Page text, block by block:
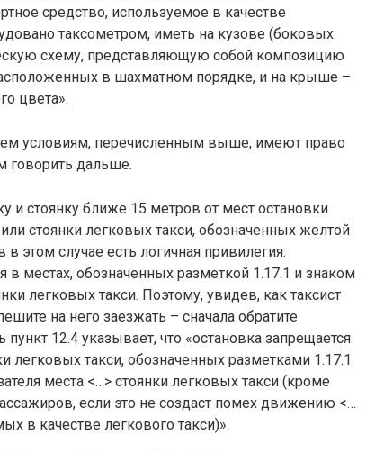
средство, используемое в качестве
таксометром, иметь на кузове (боковых
схему, представляющую собой композицию
в шахматном порядке, и на крыше –
цвета».
условиям, перечисленным выше, имеют право
говорить дальше.
и стоянку ближе 15 метров от мест остановки
стоянки легковых такси, обозначенных желтой
этом случае есть логичная привилегия:
в местах, обозначенных разметкой 1.17.1 и знаком
легковых такси. Поэтому, увидев, как таксист
на него заезжать – сначала обратите
12.4 указывает, что «остановка запрещается
легковых такси, обозначенных разметками 1.17.1
места <…> стоянки легковых такси (кроме
если это не создаст помех движению <…
в качестве легкового такси)».